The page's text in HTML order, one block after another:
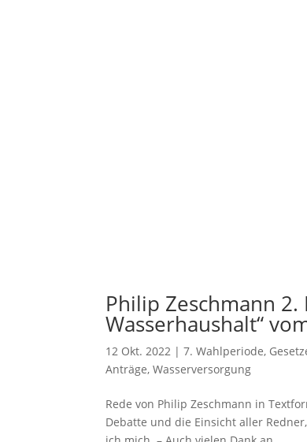
Philip Zeschmann 2.
Wasserhaushalt“
12 Okt. 2022 |7. Wahlperiode,
Anträge,Wasserversorgung
Rede von Philip Zeschmann in
Debatte und die Einsicht aller